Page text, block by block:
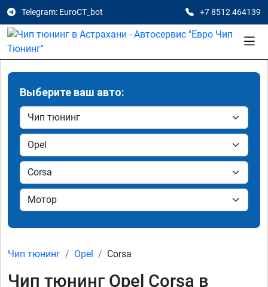
Telegram: EuroCT_bot +7 8512 464139
Выберите ваш авто:
Чип тюнинг Opel Corsa
Чип тюнинг Opel Corsa в